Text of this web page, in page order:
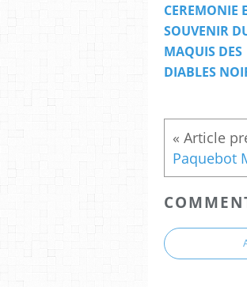
CEREMONIE
SOUVENIR
MAQUIS DES
DIABLES